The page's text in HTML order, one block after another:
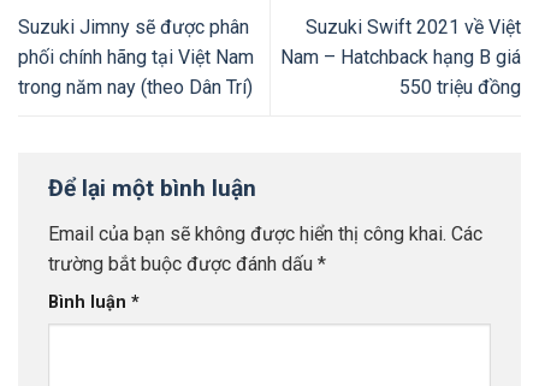
Suzuki Jimny sẽ được phân
phối chính hãng tại Việt Nam
trong năm nay (theo Dân Trí)
Suzuki Swift 2021 về Việt
Nam – Hatchback hạng B giá
550 triệu đồng
Để lại một bình luận
Email của bạn sẽ không được hiển thị công khai. Các
trường bắt buộc được đánh dấu *
Bình luận *